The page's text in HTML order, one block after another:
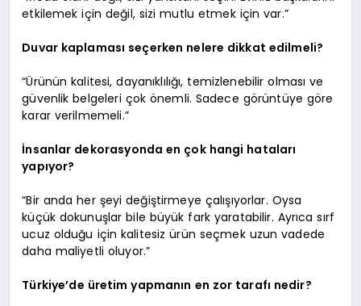
etkilemek için değil, sizi mutlu etmek için var.”
Duvar kaplaması seçerken nelere dikkat edilmeli?
“Ürünün kalitesi, dayanıklılığı, temizlenebilir olması ve
güvenlik belgeleri çok önemli. Sadece görüntüye göre
karar verilmemeli.”
İnsanlar dekorasyonda en çok hangi hataları
yapıyor?
“Bir anda her şeyi değiştirmeye çalışıyorlar. Oysa
küçük dokunuşlar bile büyük fark yaratabilir. Ayrıca sırf
ucuz olduğu için kalitesiz ürün seçmek uzun vadede
daha maliyetli oluyor.”
Türkiye’de üretim yapmanın en zor tarafı nedir?